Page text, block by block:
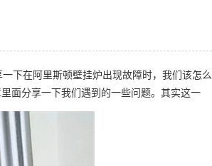
下在阿里斯顿壁挂炉出现故障时，我们该怎么
面分享一下我们遇到的一些问题。其实这一